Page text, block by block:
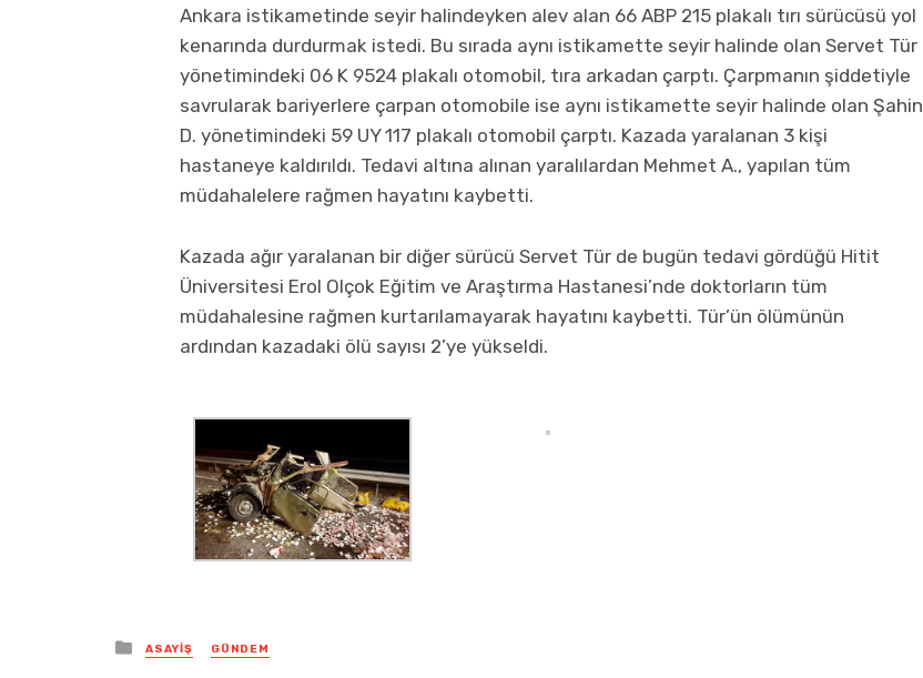
Ankara istikametinde seyir halindeyken alev alan 66 ABP 215 plakalı tırı sürücüsü yol
kenarında durdurmak istedi. Bu sırada aynı istikamette seyir halinde olan Servet Tür
yönetimindeki 06 K 9524 plakalı otomobil, tıra arkadan çarptı. Çarpmanın şiddetiyle
savrularak bariyerlere çarpan otomobile ise aynı istikamette seyir halinde olan Şahin
D. yönetimindeki 59 UY 117 plakalı otomobil çarptı. Kazada yaralanan 3 kişi
hastaneye kaldırıldı. Tedavi altına alınan yaralılardan Mehmet A., yapılan tüm
müdahalelere rağmen hayatını kaybetti.
Kazada ağır yaralanan bir diğer sürücü Servet Tür de bugün tedavi gördüğü Hitit
Üniversitesi Erol Olçok Eğitim ve Araştırma Hastanesi’nde doktorların tüm
müdahalesine rağmen kurtarılamayarak hayatını kaybetti. Tür’ün ölümünün
ardından kazadaki ölü sayısı 2’ye yükseldi.
Posted
in
ASAYIŞ GÜNDEM